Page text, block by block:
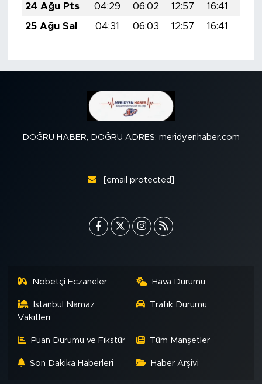
24 Ağu Pts
04:29 06:02 12:57 16:41
25 Ağu Sal
04:31 06:03 12:57 16:41
DOĞRU HABER, DOĞRU ADRES: meridyenhaber.com
[email protected]
Nöbetçi Eczaneler Hava Durumu
İstanbul Namaz
Vakitleri
Trafik Durumu
Puan Durumu ve Fikstür Tüm Manşetler
Son Dakika Haberleri Haber Arşivi